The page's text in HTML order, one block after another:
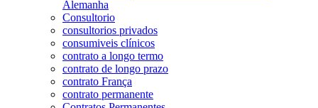
Alemanha
Consultorio
consultorios privados
consumiveis clínicos
contrato a longo termo
contrato de longo prazo
contrato França
contrato permanente